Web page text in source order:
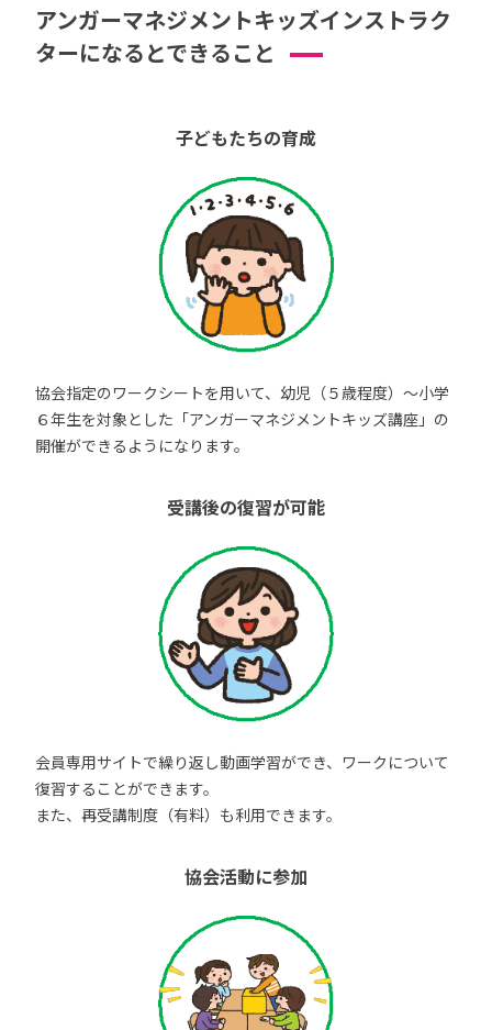
アンガーマネジメントキッズインストラク
ターになるとできること
子どもたちの育成
協会指定のワークシートを用いて、幼児（５歳程度）～小学
６年生を対象とした「アンガーマネジメントキッズ講座」の
開催ができるようになります。
受講後の復習が可能
会員専用サイトで繰り返し動画学習ができ、ワークについて
復習することができます。
また、再受講制度（有料）も利用できます。
協会活動に参加